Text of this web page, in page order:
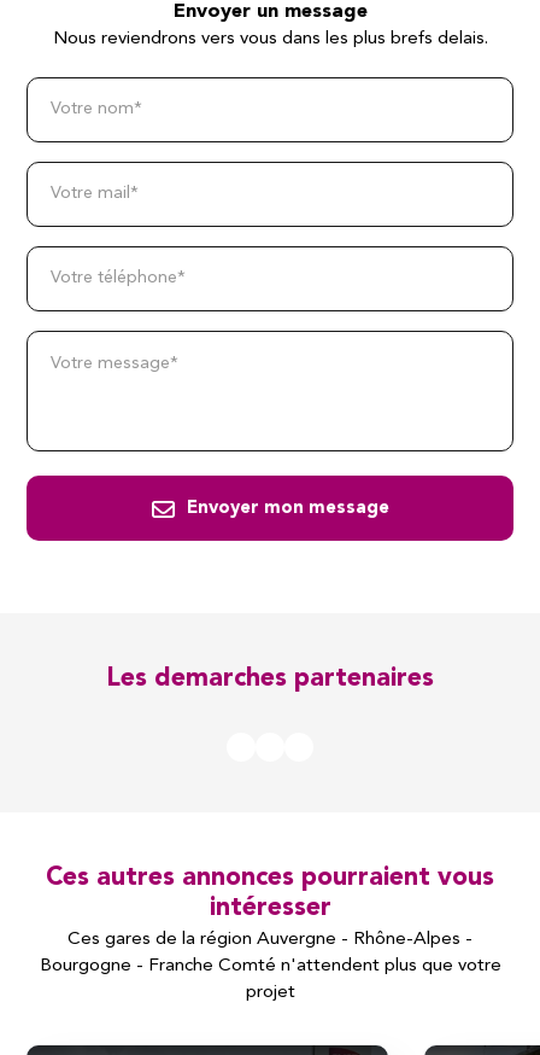
Envoyer un message
Nous reviendrons vers vous dans les plus brefs delais.
Votre nom*
Votre mail*
Votre téléphone*
Votre message*
Envoyer mon message
Les demarches partenaires
Ces autres annonces pourraient vous
intéresser
Ces gares de la région Auvergne - Rhône-Alpes -
Bourgogne - Franche Comté n'attendent plus que votre
projet